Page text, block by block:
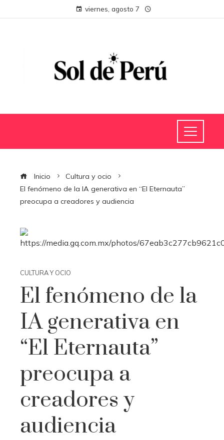
viernes, agosto 7
Inicio
Cultura y ocio
El fenómeno de la IA generativa en “El Eternauta”
preocupa a creadores y audiencia
CULTURA Y OCIO
El fenómeno de la
IA generativa en
“El Eternauta”
preocupa a
creadores y
audiencia